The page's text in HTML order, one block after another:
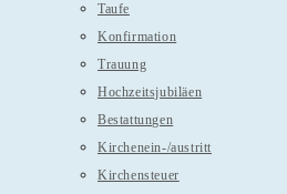
Taufe
Konfirmation
Trauung
Hochzeitsjubiläen
Bestattungen
Kirchenein-/austritt
Kirchensteuer